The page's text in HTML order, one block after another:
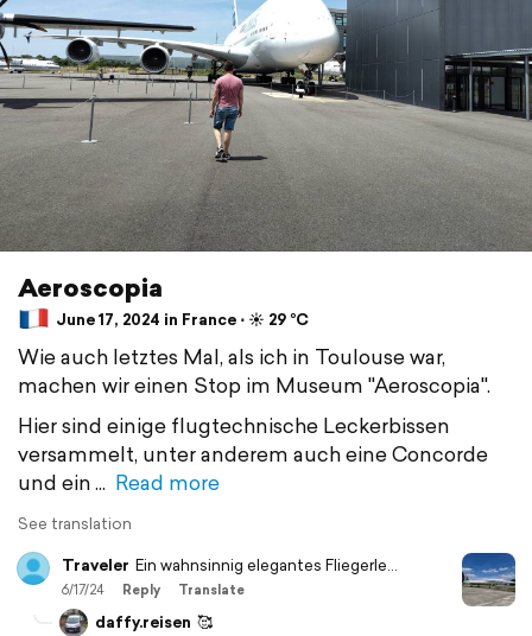
Aeroscopia
June 17, 2024 in France ⋅ ☀️ 29 °C
Wie auch letztes Mal, als ich in Toulouse war,
machen wir einen Stop im Museum "Aeroscopia".
Hier sind einige flugtechnische Leckerbissen
versammelt, unter anderem auch eine Concorde
und ein
Read more
See translation
Traveler Ein wahnsinnig elegantes Fliegerle...
6/17/24 Reply Translate
daffy.reisen 🥰